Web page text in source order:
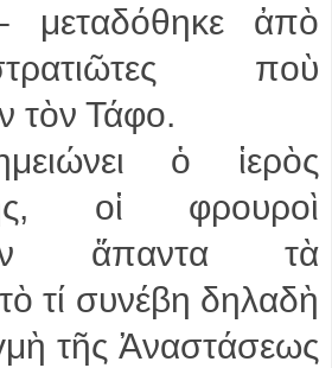
μεταδόθηκε ἀπὸ
ποὺ
τὸν Τάφο.
ὁ ἱερὸς
οἱ φρουροὶ
ἅπαντα τὰ
τί συνέβη δηλαδὴ
τῆς Ἀναστάσεως